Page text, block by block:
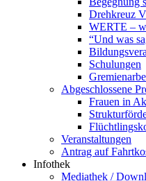
Drehkreuz
WERTE –
“Und was
Schulungen
Abgeschlossene
Frauen in
Veranstaltungen
Antrag auf
Infothek
Mediathek /